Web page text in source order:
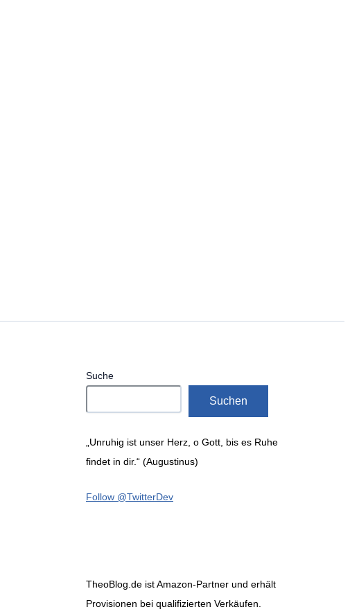
Suche
Suchen
„Unruhig ist unser Herz, o Gott, bis es Ruhe
findet in dir.“ (Augustinus)
Follow @TwitterDev
TheoBlog.de ist Amazon-Partner und erhält
Provisionen bei qualifizierten Verkäufen.